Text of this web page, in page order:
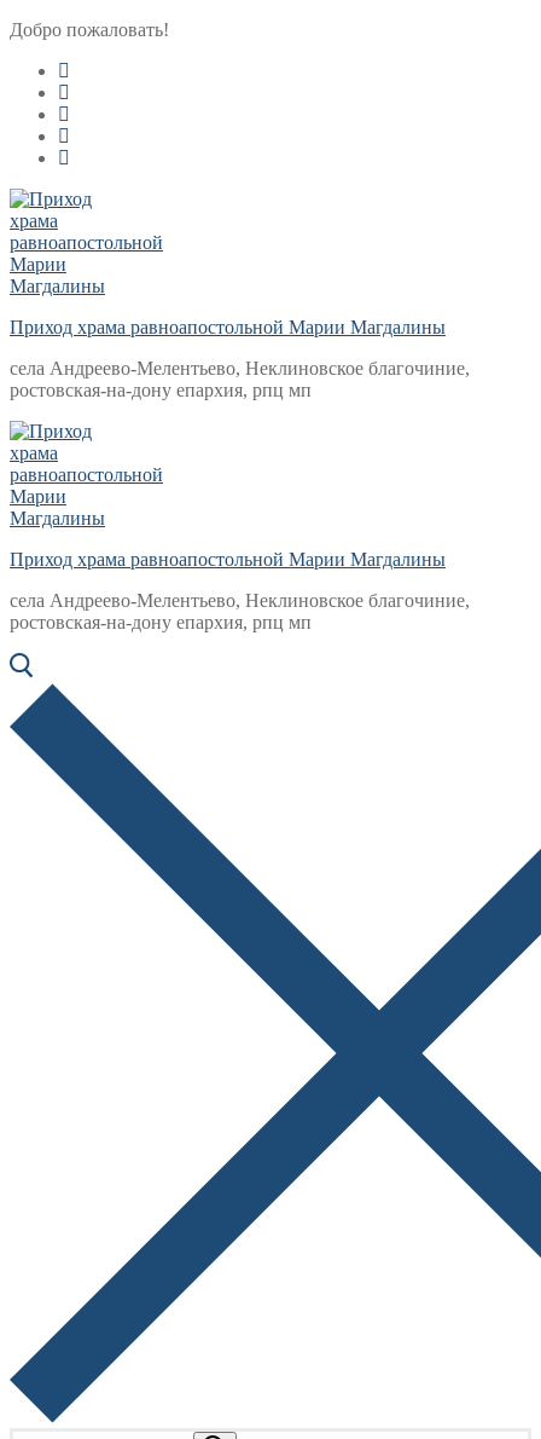
Перейти
содержимому
Меню
Закрыть
Добро пожаловать!
Приход храма равноапостольной Марии Магдалины
села Андреево-Мелентьево, Неклиновское благочиние,
ростовская-на-дону епархия, рпц мп
Приход храма равноапостольной Марии Магдалины
села Андреево-Мелентьево, Неклиновское благочиние,
ростовская-на-дону епархия, рпц мп